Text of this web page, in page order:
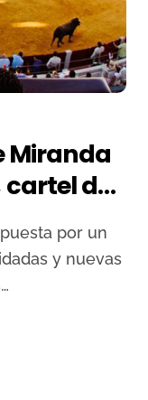
Miranda
de
Sábado
y nuevas